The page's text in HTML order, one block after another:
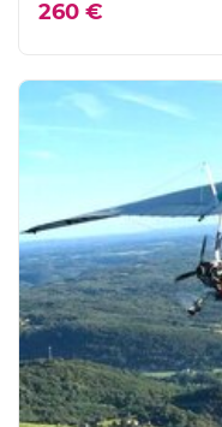
260 €